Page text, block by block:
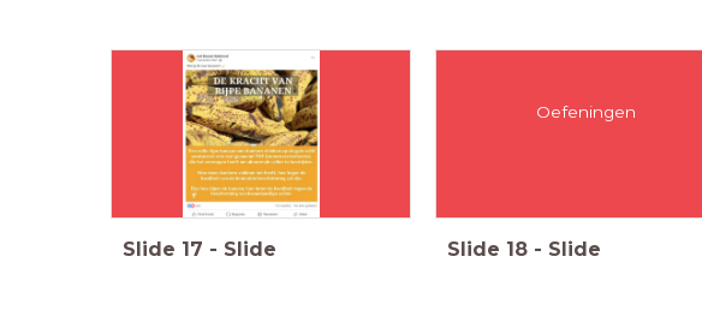
Slide 17 - Slide
Oefeningen
Slide 18 - Slide